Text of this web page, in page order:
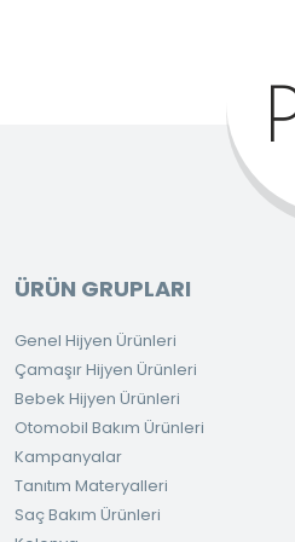
ÜRÜN GRUPLARI
Genel Hijyen Ürünleri
Çamaşır Hijyen Ürünleri
Bebek Hijyen Ürünleri
Otomobil Bakım Ürünleri
Kampanyalar
Tanıtım Materyalleri
Saç Bakım Ürünleri